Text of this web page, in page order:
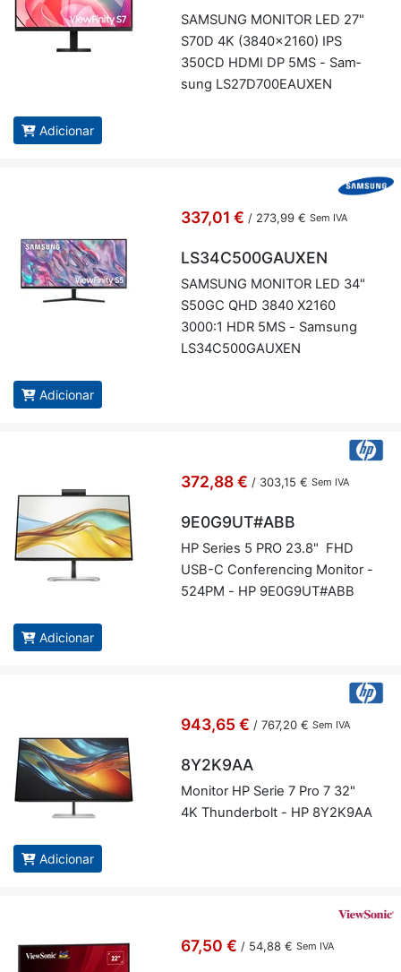
SAM­SUNG MO­NITOR LED 27"
S70D 4K (3840x2160) IPS
350CD HDMI DP 5MS - Sam­
sung LS27D700E­AUXEN
Adicionar
337,01 € / 273,99 € Sem IVA
LS34C500GAUXEN
SAM­SUNG MO­NITOR LED 34"
S50GC QHD 3840 X2160
3000:1 HDR 5MS - Sam­sung
LS34C500­GAUXEN
Adicionar
372,88 € / 303,15 € Sem IVA
9E0G9UT#ABB
HP Se­ries 5 PRO 23.8" FHD
USB-C Con­fe­ren­cing Mo­nitor -
524PM - HP 9E0G9UT#ABB
Adicionar
943,65 € / 767,20 € Sem IVA
8Y2K9AA
Mo­nitor HP Serie 7 Pro 7 32"
4K Thun­der­bolt - HP 8Y2K9AA
Adicionar
67,50 € / 54,88 € Sem IVA